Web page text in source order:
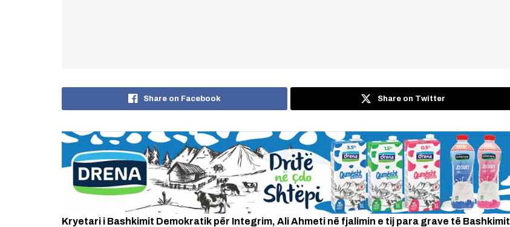
Share on Facebook Share on Twitter
Kryetari i Bashkimit Demokratik për Integrim, Ali Ahmeti në fjalimin e tij para grave të Bashkimit